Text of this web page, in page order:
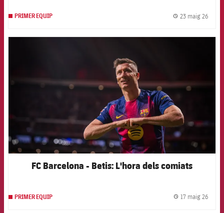
PRIMER EQUIP 23 maig 26
FC Barcelona - Betis: L'hora dels comiats
PRIMER EQUIP 17 maig 26